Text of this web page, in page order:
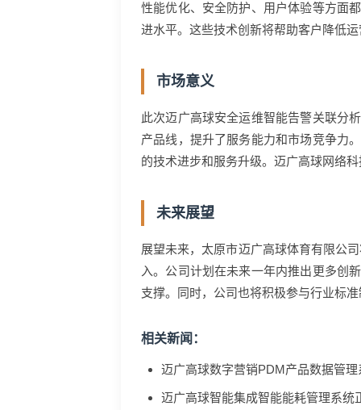
性能优化、安全防护、用户体验等方面
进水平。这些技术创新将帮助客户降低
市场意义
此次迈广高球安全运维智能告警关联分
产品线，提升了服务能力和市场竞争力
的技术进步和服务升级。迈广高球网络
未来展望
展望未来，太原市迈广高球体育有限公
入。公司计划在未来一年内推出更多创
支撑。同时，公司也将积极参与行业标
相关新闻：
迈广高球数字营销PDM产品数据管理
迈广高球智能集成智能能耗管理系统